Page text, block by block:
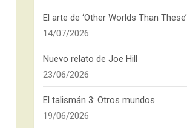
El arte de ‘Other Worlds Than These’
14/07/2026
Nuevo relato de Joe Hill
23/06/2026
El talismán 3: Otros mundos
19/06/2026